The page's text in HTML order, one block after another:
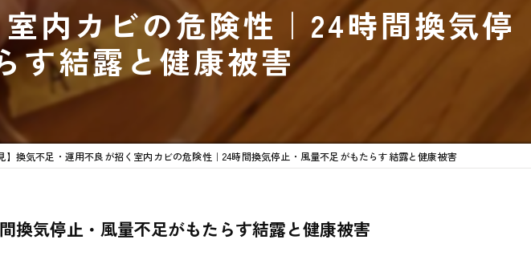
内カビの危険性｜24時間換気停
す結露と健康被害
】換気不足・運用不良が招く室内カビの危険性｜24時間換気停止・風量不足がもたらす結露と健康被害
換気停止・風量不足がもたらす結露と健康被害